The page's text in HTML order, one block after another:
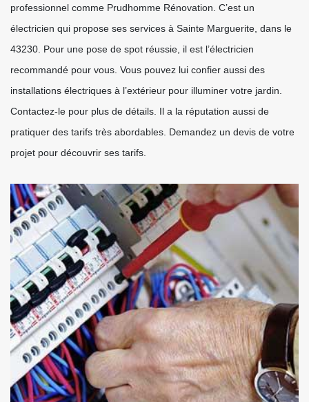
professionnel comme Prudhomme Rénovation. C’est un
électricien qui propose ses services à Sainte Marguerite, dans le
43230. Pour une pose de spot réussie, il est l’électricien
recommandé pour vous. Vous pouvez lui confier aussi des
installations électriques à l’extérieur pour illuminer votre jardin.
Contactez-le pour plus de détails. Il a la réputation aussi de
pratiquer des tarifs très abordables. Demandez un devis de votre
projet pour découvrir ses tarifs.